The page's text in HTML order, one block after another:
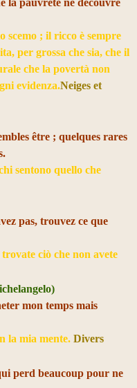
scemo ; il ricco è sempre
per grossa che sia, che il
che la povertà non
evidenza.Neiges et
être ; quelques rares
sentono quello che
pas, trouvez ce que
ciò che non avete
mon temps mais
la mia mente. Divers
perd beaucoup pour ne